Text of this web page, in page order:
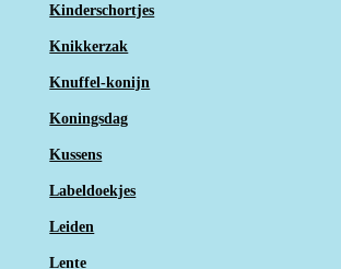
Kinderschortjes
Knikkerzak
Knuffel-konijn
Koningsdag
Kussens
Labeldoekjes
Leiden
Lente